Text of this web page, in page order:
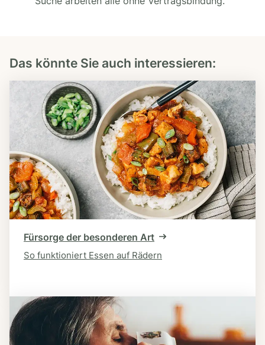
Das könnte Sie auch interessieren:
Fürsorge der besonderen Art
So funktioniert Essen auf Rädern